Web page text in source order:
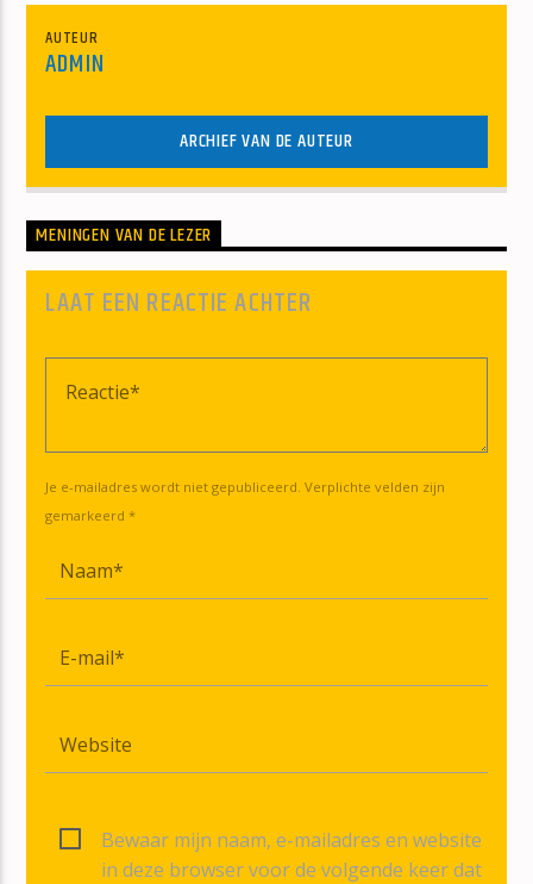
AUTEUR
ADMIN
ARCHIEF VAN DE AUTEUR
MENINGEN VAN DE LEZER
LAAT EEN REACTIE ACHTER
Je e-mailadres wordt niet gepubliceerd. Verplichte velden zijn
gemarkeerd *
Bewaar mijn naam, e-mailadres en website
in deze browser voor de volgende keer dat